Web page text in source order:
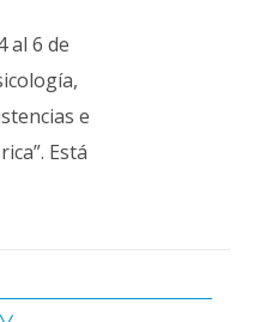
al 6 de
e
Está